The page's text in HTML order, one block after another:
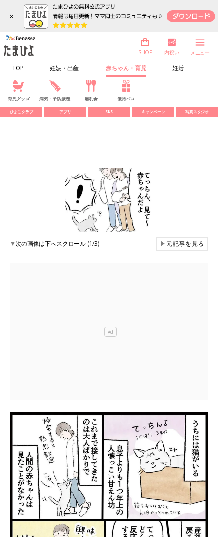
×
TOP 妊娠・出産 赤ちゃん・育児 妊活
SHOP 内祝い メニュー
育児グッズ 病気・予防接種 離乳食 優待パス
ひよこクラブ アプリ SNS キャンペーン 写真スタジオ
▼次の画像は下へスクロール (1/3) ▶元記事を見る